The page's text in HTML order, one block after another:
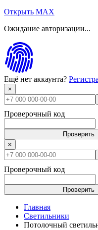
Открыть MAX
Ожидание авторизации...
Ещё нет аккаунта?
×
Проверочный код
Проверить
×
Проверочный код
Проверить
Главная
Светильники
Потолочный